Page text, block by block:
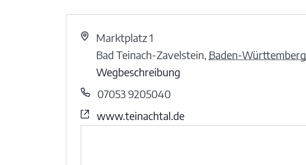
Marktplatz 1
Bad Teinach-Zavelstein Baden-Württemberg
Wegbeschreibung
07053 9205040
www.teinachtal.de